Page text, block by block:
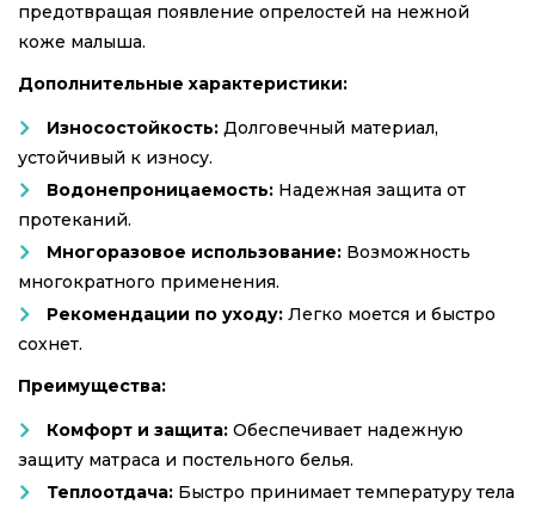
предотвращая появление опрелостей на нежной
коже малыша.
Дополнительные характеристики:
Износостойкость: Долговечный материал,
устойчивый к износу.
Водонепроницаемость: Надежная защита от
протеканий.
Многоразовое использование: Возможность
многократного применения.
Рекомендации по уходу: Легко моется и быстро
сохнет.
Преимущества:
Комфорт и защита: Обеспечивает надежную
защиту матраса и постельного белья.
Теплоотдача: Быстро принимает температуру тела